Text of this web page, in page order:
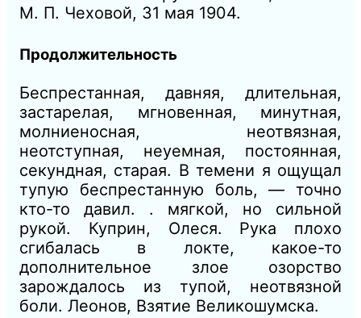
М. П. Чеховой, 31 мая 1904.
Продолжительность
Беспрестанная, давняя, длительная,
застарелая, мгновенная, минутная,
молниеносная, неотвязная,
неотступная, неуемная, постоянная,
секундная, старая. В темени я ощущал
тупую
беспрестанную боль, — точно
кто-то давил. . мягкой, но сильной
рукой. Куприн, Олеся. Рука плохо
сгибалась в локте, какое-то
дополнительное злое озорство
зарождалось из тупой, неотвязной
боли. Леонов, Взятие Великошумска.